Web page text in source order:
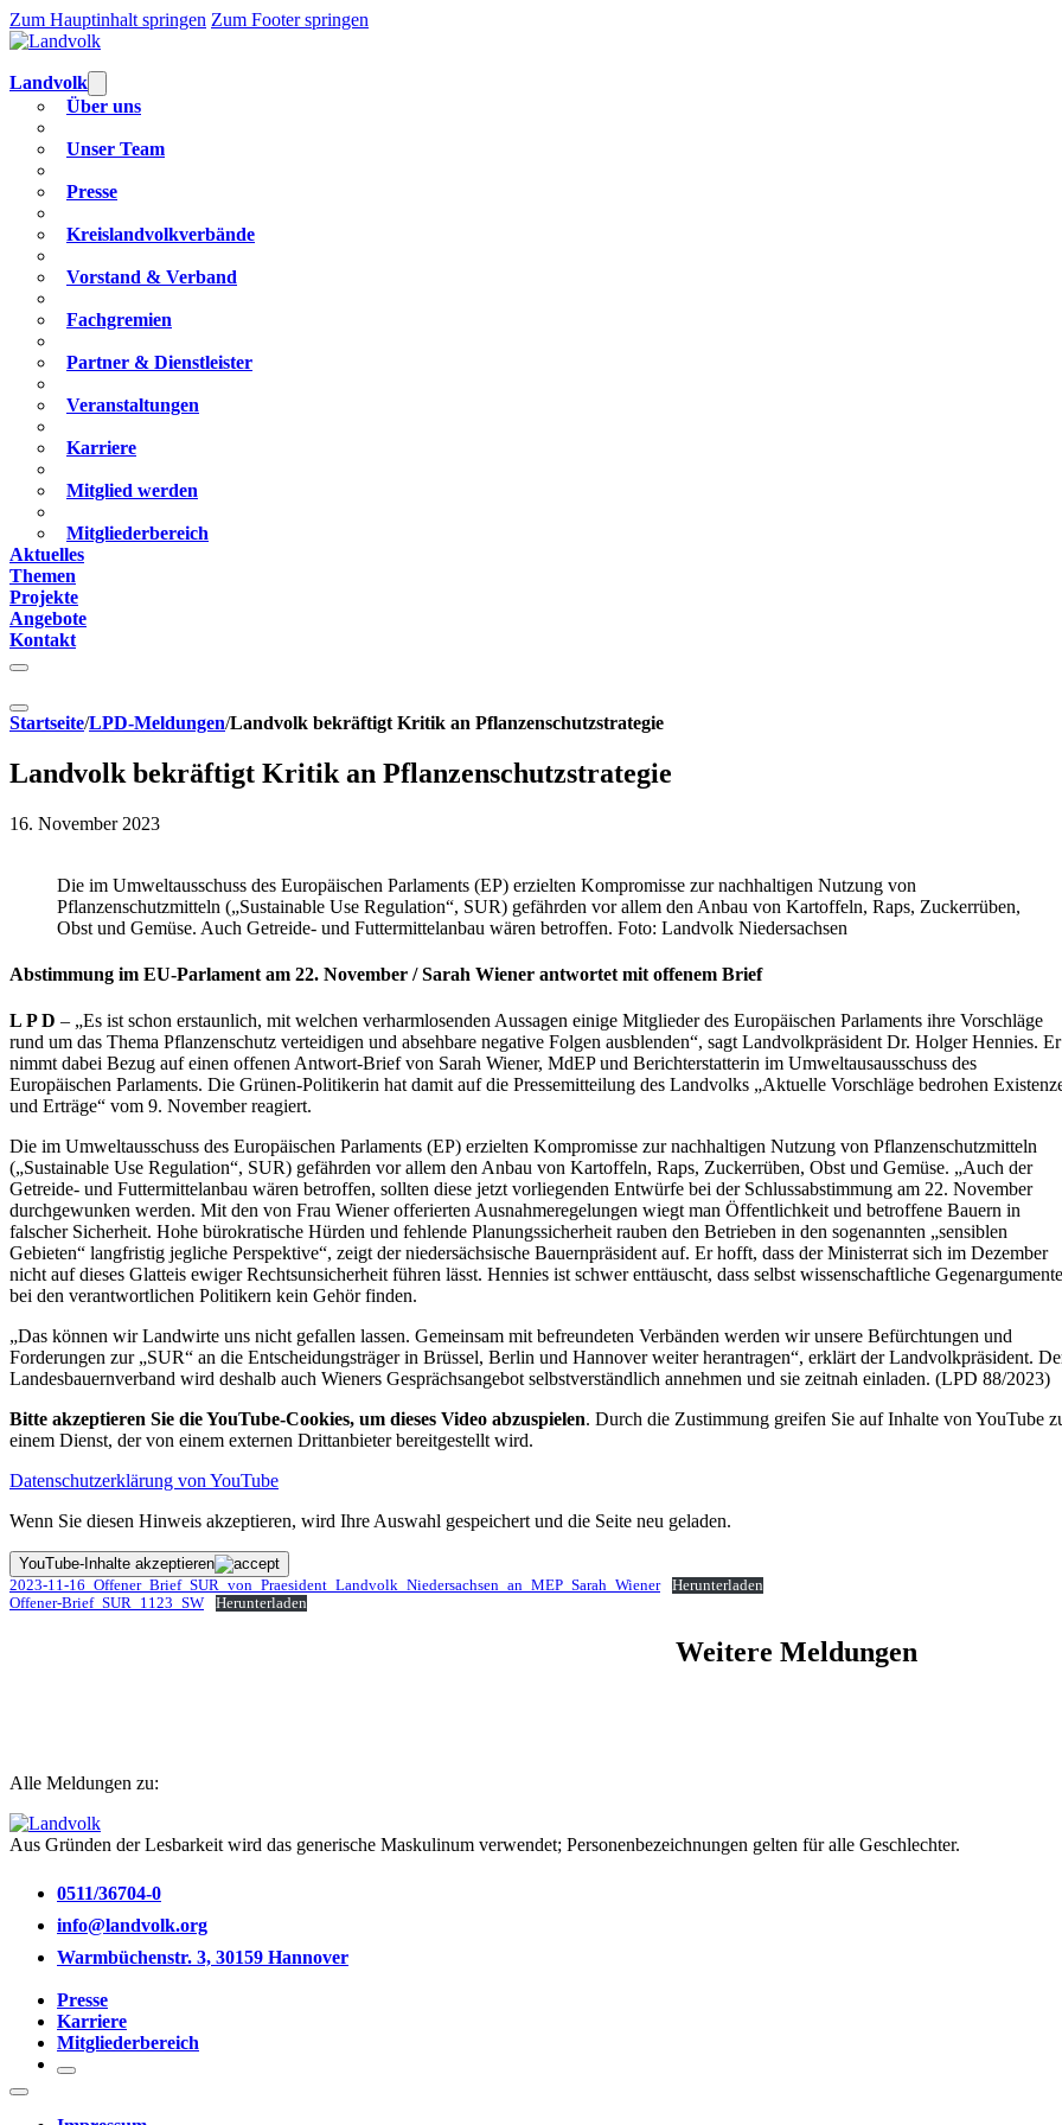
Zum Hauptinhalt springen Zum Footer springen
Landvolk
Über uns
Unser Team
Presse
Kreislandvolkverbände
Vorstand & Verband
Fachgremien
Partner & Dienstleister
Veranstaltungen
Karriere
Mitglied werden
Mitgliederbereich
Aktuelles
Themen
Projekte
Angebote
Kontakt
Startseite/LPD-Meldungen/Landvolk bekräftigt Kritik an Pflanzenschutzstrategie
Landvolk bekräftigt Kritik an Pflanzenschutzstrategie
16. November 2023
Die im Umweltausschuss des Europäischen Parlaments (EP) erzielten Kompromisse zur nachhaltigen Nutzung von
Pflanzenschutzmitteln („Sustainable Use Regulation“, SUR) gefährden vor allem den Anbau von Kartoffeln, Raps, Zuckerrüben,
Obst und Gemüse. Auch Getreide- und Futtermittelanbau wären betroffen. Foto: Landvolk Niedersachsen
Abstimmung im EU-Parlament am 22. November / Sarah Wiener antwortet mit offenem Brief
L P D – „Es ist schon erstaunlich, mit welchen verharmlosenden Aussagen einige Mitglieder des Europäischen Parlaments ihre Vorschläge
rund um das Thema Pflanzenschutz verteidigen und absehbare negative Folgen ausblenden“, sagt Landvolkpräsident Dr. Holger Hennies. Er
nimmt dabei Bezug auf einen offenen Antwort-Brief von Sarah Wiener, MdEP und Berichterstatterin im Umweltausausschuss des
Europäischen Parlaments. Die Grünen-Politikerin hat damit auf die Pressemitteilung des Landvolks „Aktuelle Vorschläge bedrohen
und Erträge“ vom 9. November reagiert.
Die im Umweltausschuss des Europäischen Parlaments (EP) erzielten Kompromisse zur nachhaltigen Nutzung von Pflanzenschutzmitteln
(„Sustainable Use Regulation“, SUR) gefährden vor allem den Anbau von Kartoffeln, Raps, Zuckerrüben, Obst und Gemüse. „Auch der
Getreide- und Futtermittelanbau wären betroffen, sollten diese jetzt vorliegenden Entwürfe bei der Schlussabstimmung am 22. November
durchgewunken werden. Mit den von Frau Wiener offerierten Ausnahmeregelungen wiegt man Öffentlichkeit und betroffene Bauern in
falscher Sicherheit. Hohe bürokratische Hürden und fehlende Planungssicherheit rauben den Betrieben in den sogenannten „sensiblen
Gebieten“ langfristig jegliche Perspektive“, zeigt der niedersächsische Bauernpräsident auf. Er hofft, dass der Ministerrat sich im Dezember
nicht auf dieses Glatteis ewiger Rechtsunsicherheit führen lässt. Hennies ist schwer enttäuscht, dass selbst wissenschaftliche Gegenargumente
bei den verantwortlichen Politikern kein Gehör finden.
„Das können wir Landwirte uns nicht gefallen lassen. Gemeinsam mit befreundeten Verbänden werden wir unsere Befürchtungen und
Forderungen zur „SUR“ an die Entscheidungsträger in Brüssel, Berlin und Hannover weiter herantragen“, erklärt der Landvolkpräsident.
Landesbauernverband wird deshalb auch Wieners Gesprächsangebot selbstverständlich annehmen und sie zeitnah einladen. (LPD 88/2023)
Bitte akzeptieren Sie die YouTube-Cookies, um dieses Video abzuspielen. Durch die Zustimmung greifen Sie auf Inhalte von YouTube
einem Dienst, der von einem externen Drittanbieter bereitgestellt wird.
Datenschutzerklärung von YouTube
Wenn Sie diesen Hinweis akzeptieren, wird Ihre Auswahl gespeichert und die Seite neu geladen.
YouTube-Inhalte akzeptieren
2023-11-16_Offener_Brief_SUR_von_Praesident_Landvolk_Niedersachsen_an_MEP_Sarah_Wiener
Herunterladen
Offener-Brief_SUR_1123_SW
Herunterladen
Weitere Meldungen
Alle Meldungen zu:
Aus Gründen der Lesbarkeit wird das generische Maskulinum verwendet; Personenbezeichnungen gelten für alle Geschlechter.
0511/36704-0
info@landvolk.org
Warmbüchenstr. 3, 30159 Hannover
Presse
Karriere
Mitgliederbereich